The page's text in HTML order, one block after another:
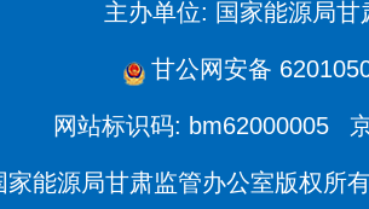
主办单位: 国家能源局甘
甘公网安备
网站标识码: bm62000005
家能源局甘肃监管办公室版权所